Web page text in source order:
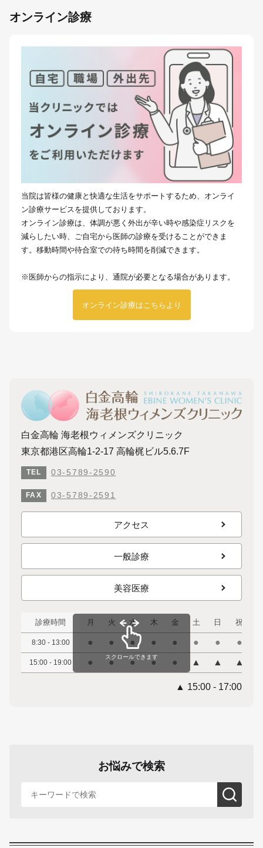
オンライン診療
当院は皆様の健康と快適な生活をサポートするため、オンライ
ン診療サービスを提供しております。
オンライン診療は、体調が悪く外出が辛い時や感染症リスクを
減らしたい時、ご自宅から医師の診療を受けることができま
す。移動時間や待合室での待ち時間を削減できます。
※医師からの指示により、通院が必要となる場合があります。
オンライン診療はこちらより
白金高輪 海老根ウィメンズクリニック
東京都港区高輪1-2-17 高輪梶ビル5.6.7F
TEL 03-5789-2590
FAX 03-5789-2591
アクセス
一般診療
美容医療
診療時間 月 火 水 木 金 土 日 祝
8:30 - 13:00 ● ● ● ● ● ● ● ●
15:00 - 19:00 ● ● ● ● ● ▲ ▲ ▲
スクロールできます
▲ 15:00 - 17:00
お悩みで検索